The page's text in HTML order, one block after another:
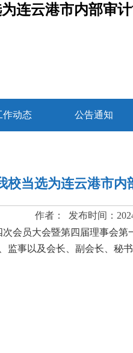
连云港市内部审
作动态 公告通知
校当选为连云港市内
作者： 发布时间：
会员大会暨第四届理事会
监事以及会长、副会长、秘